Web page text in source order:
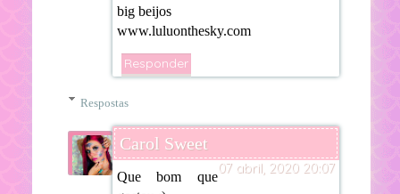
big beijos
www.luluonthesky.com
Responder
Respostas
Carol Sweet
07 abril, 2020 20:07
Que bom que